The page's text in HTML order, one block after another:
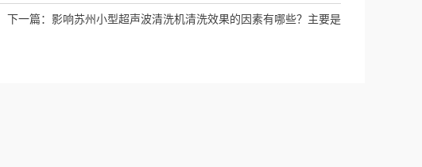
下一篇： 影响苏州小型超声波清洗机清洗效果的因素有哪些？主要是